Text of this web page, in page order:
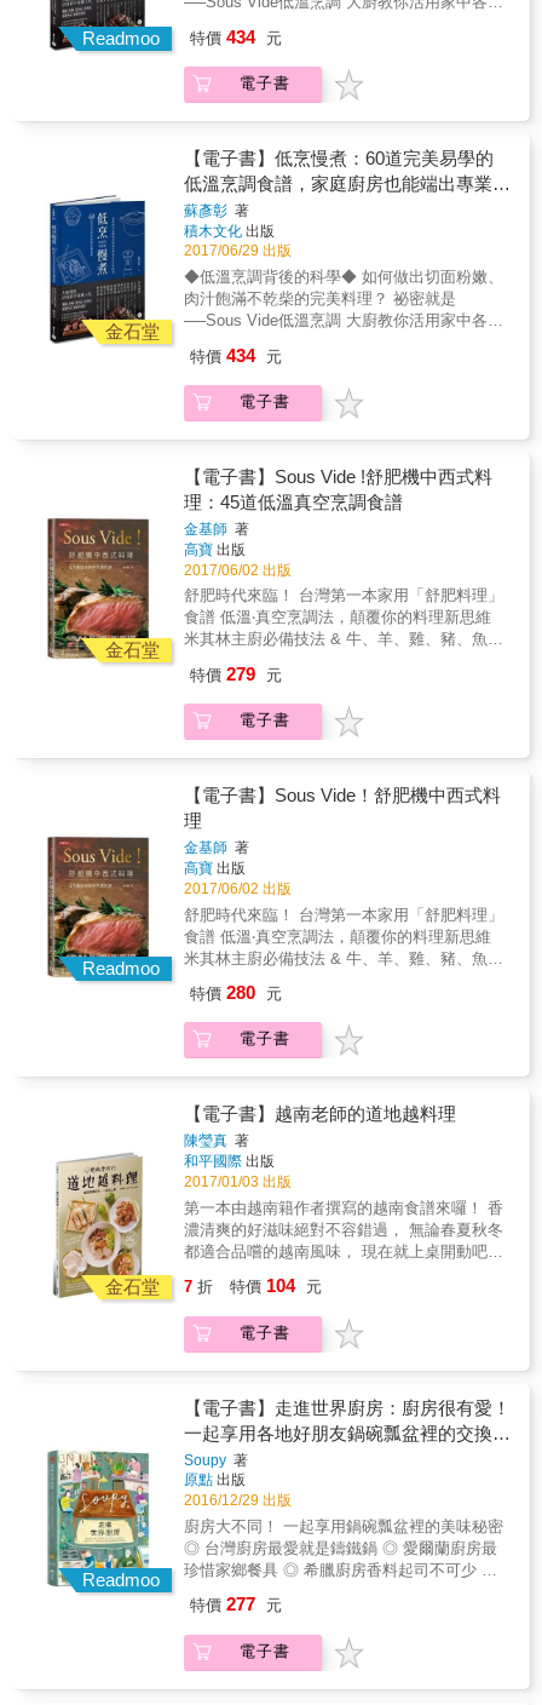
譜，保證家中美酒立刻掃光。 ★ 單品食材、微
常在想「如何花少一點的力氣做出好吃的食
物」。 想來想去還是會仰賴萬能的「常備
菜」！話雖如此，除了怕麻煩以外，若是每天
吃相同食物的話，可能也會馬上就覺得膩。不
妨利用簡單的常備菜，1次準備分成3次享用！
如此一來，每一次就可以做不同的調味和作
法，保證吃到最後一口都覺得好吃，令人回味
無窮。 本書特色： 1.解決蔬菜水果攝取量不足
的煩惱：蔬菜分量大滿足，水果入菜更美味。
2.爽快暢飲：沒有時限、百無禁忌、絕不傷身
傷心傷荷包。 3.多元多變：66道日本、台灣、
土耳其、越南、泰國、葡萄牙等各國風味料理
鐘內即可開喝。 5.拒當全職外食族，在家料理
美味又安心。 &
是健康、美味的食材，更是甜蜜的記憶。小時
候每次家裡做甜點，她總會搶著幫忙將椰糖切
在料理時吃幾口椰糖，咀嚼品嚐著甜蜜。書中
提供五十道食譜，是作者從小從媽媽、阿姨、
舅媽那兒學來的配方，都是具熱帶特色的印尼
易製作，省略華麗的配方或複雜的製程，秉持
一顆重視健康的心，為自己和家人端上一道道
營養美味的南洋風味。 【本書特色】 椰糖正流
行，不可不知的健康知識 無論製作點心、麵包
甚至料理，糖都是不可或缺的調味品，如何選
擇「糖」成為人們關心的話題。近幾年，國內
外盛行以椰糖取代一般糖類的健康趨勢，隨糖
尿病患、肥胖者漸增，越來越多人留意到飲食
指數僅35，是由椰子花蜜萃取之糖晶，未經精
煉保留豐富礦物質、維生素、胺基酸，清甜而
不膩，適合搭配各式料理、製作醬料，更是南
萃取、風味、健康等相關知識，亦包含廣受歡
迎的南洋料理、蔬菜沙拉、開胃菜、沾醬、甜
點、冰品等食譜，參考食譜實際烹煮，吃的道
地又健康。
Readmoo
低溫烹調機 只要控制好料理的溫度與時間，就
能保有食材的最佳口感， 輕鬆做出五星級的
Sous Vide料理。 低溫烹調就是「恆溫烹
直接翻成「低溫烹調」還比較淺顯易懂。低溫
烹調既簡單、成功率又高，就算是料理新手也
不會失敗，學會這個技術可以讓廚藝愛好者在
家就能做出餐廳等級的料理。最棒的是，你不
一定要購買專業器材，只要運用家裡就有的基
本工具，家庭廚房也可以端出五星級美味，人
人都可以是廚神！& 【什麼是低溫烹調？】 低
溫烹調其實就是從頭到尾都用固定的溫度烹煮
食物。低溫烹調所使用的溫度會依照不同的食
材而有不同的溫度，從50～75度不等，因為每
Sous Vide（真空狀態），台灣將其音譯成「舒
肥」。 【食物到底熟了沒有？】 大部分的人一
看到50～75度，第一個反應就是：這樣食物會
物為什麼會熟？怎麼樣才叫做熟？ 以肉類來
說，不管是哪種肉，其最大成分就是蛋白質，
當我們料理肉類的時候這些蛋白質會開始展
開，然後再重新集結，這種蛋白質展開後再集
結稱之為「變性」。所以只要蛋白質變性，食
物就是熟了，而讓蛋白質捲曲摺疊開始變性，
不一定要很高的溫度。 【如何進行低溫烹
調？】 1、醃漬：一般來說醃漬就是在烹調之
的味道，醃漬的時間可長可短，必須依照要做
的菜色決定。當然你也可以選擇不要醃漬，不
過多次實驗的結果證明，適當的醃漬會增添食
物的風味。 2、真空密封：在大部分的狀態
下，低溫烹調需要用水來做為導熱的介質，為
了避免食材與水長時間接觸而變成一鍋湯，所
以得用隔絕物把食材與水分隔，因此最好的方
式就是將食材裝入塑膠袋並抽真空。 3、進行
低溫烹調的方法 (1)低溫烹調機烹調法 (2)水波
爐或蒸爐烹調法 (3)瓦斯爐加熱法 (4)傳統烤箱
烹調法 (5)電鍋烹調法 (6)保溫容器烹調法 做低
溫烹調一定要花錢買新設備嗎？當然不一定，
如果家中已有低溫烹調機或水波爐最好，如果
沒有也無所謂，用每個家庭都有的基本家電也
可以做出完美的低溫烹調料理。 4、出餐前表
面上色 低溫烹調的程序完成了，若非燉煮類的
就要讓食物表面上色才會更美味！表面上色的
方式有：大火快煎、炭火炙燒或高溫油炸等，
上色。 ◆最後，請放手去做吧，主廚保證你絕
對不會失敗的！！ 【連磨豆機都自己動手做的
主廚蘇彥彰，秉著骨子裡研究精神，將低溫烹
調背後的科學淺白地說明。我們習得的，可不
光只是低溫烹調的知識和技術，還有不少料理
的科學。 也因為懂得這些扎實的烹調原理，我
們可以跟著每道都讓人躍躍欲試的食譜，拿起
了！Bon Appetit！用美味餵飽每個平凡而幸福
行廚房主理人】 【柱子主廚的食譜就和他的菜
一樣，既高端又接地氣：那些賣相精巧的餐點
往往很容易上手，而看似樸實無華的菜色卻又
蘊含了無限巧思。我想「恆溫烹調」的真諦即
在此──它不是炫技也不是趕流行，而是用時間
和耐心淬煉食材，期望以最完美的火候帶來感
官上的震撼。如今古老的烹調技藝有了日益普
及的精準工具輔佐，再搭配柱子深入淺出，宜
中宜西的詳解範例，怎不叫人躍躍欲試！ ──莊
祖宜 廚房裡的人類學家】 【柱子主廚以「泛科
學」的標準，將烹調的本質，搭配食材分析，
再以食譜範例，為我們端出了一道道任何人都
想挽袖複製並呈現的美味健康菜色！所以型男
主廚不必來我家！倒是把陽光主廚柱子的書帶
回家，就對了！ ──劉昭儀 我愛你學田創辦
人】 【古人云：十年磨一劍！柱子的第二本
特價 434 元
電子書
金石堂
【電子書】低烹慢煮：60道完美易學的
低溫烹調食譜，家庭廚房也能端出專業水
準的Sous Vide料理
蘇彥彰 著
積木文化 出版
2017/06/29 出版
◆低溫烹調背後的科學◆ 如何做出切面粉嫩、
肉汁飽滿不乾柴的完美料理？ 祕密就是
──Sous Vide低溫烹調 大廚教你活用家中各種
低溫烹調機 只要控制好料理的溫度與時間，就
能保有食材的最佳口感， 輕鬆做出五星級的
Sous Vide料理。 低溫烹調就是「恆溫烹
直接翻成「低溫烹調」還比較淺顯易懂。低溫
烹調既簡單、成功率又高，就算是料理新手也
不會失敗，學會這個技術可以讓廚藝愛好者在
家就能做出餐廳等級的料理。最棒的是，你不
一定要購買專業器材，只要運用家裡就有的基
本工具，家庭廚房也可以端出五星級美味，人
人都可以是廚神！& 【什麼是低溫烹調？】 低
溫烹調其實就是從頭到尾都用固定的溫度烹煮
食物。低溫烹調所使用的溫度會依照不同的食
材而有不同的溫度，從50～75度不等，因為每
Sous Vide（真空狀態），台灣將其音譯成「舒
肥」。 【食物到底熟了沒有？】 大部分的人一
看到50～75度，第一個反應就是：這樣食物會
物為什麼會熟？怎麼樣才叫做熟？ 以肉類來
說，不管是哪種肉，其最大成分就是蛋白質，
當我們料理肉類的時候這些蛋白質會開始展
開，然後再重新集結，這種蛋白質展開後再集
結稱之為「變性」。所以只要蛋白質變性，食
物就是熟了，而讓蛋白質捲曲摺疊開始變性，
不一定要很高的溫度。 【如何進行低溫烹
調？】 1、醃漬：一般來說醃漬就是在烹調之
的味道，醃漬的時間可長可短，必須依照要做
的菜色決定。當然你也可以選擇不要醃漬，不
過多次實驗的結果證明，適當的醃漬會增添食
物的風味。 2、真空密封：在大部分的狀態
下，低溫烹調需要用水來做為導熱的介質，為
了避免食材與水長時間接觸而變成一鍋湯，所
以得用隔絕物把食材與水分隔，因此最好的方
式就是將食材裝入塑膠袋並抽真空。 3、進行
低溫烹調的方法 (1)低溫烹調機烹調法 (2)水波
爐或蒸爐烹調法 (3)瓦斯爐加熱法 (4)傳統烤箱
烹調法 (5)電鍋烹調法 (6)保溫容器烹調法 做低
溫烹調一定要花錢買新設備嗎？當然不一定，
如果家中已有低溫烹調機或水波爐最好，如果
沒有也無所謂，用每個家庭都有的基本家電也
面上色 低溫烹調的程序完成了，若非燉煮類的
就要讓食物表面上色才會更美味！表面上色的
方式有：大火快煎、炭火炙燒或高溫油炸等，
只是賣相差很多就是了！所以強烈建議一定要
上色。 ◆最後，請放手去做吧，主廚保證你絕
對不會失敗的！！ 【連磨豆機都自己動手做的
主廚蘇彥彰，秉著骨子裡研究精神，將低溫烹
調背後的科學淺白地說明。我們習得的，可不
光只是低溫烹調的知識和技術，還有不少料理
的科學。 也因為懂得這些扎實的烹調原理，我
們可以跟著每道都讓人躍躍欲試的食譜，拿起
了！Bon Appetit！用美味餵飽每個平凡而幸福
行廚房主理人】 【柱子主廚的食譜就和他的菜
一樣，既高端又接地氣：那些賣相精巧的餐點
往往很容易上手，而看似樸實無華的菜色卻又
特價 434 元
電子書
金石堂
【電子書】Sous Vide !舒肥機中西式料
理：45道低溫真空烹調食譜
金基師 著
高寶 出版
2017/06/02 出版
舒肥時代來臨！ 台灣第一本家用「舒肥料理」
食譜 低溫‧真空烹調法，顛覆你的料理新思維
米其林主廚必備技法 & 牛、羊、雞、豬、魚排
味、更健康 & 源自於法國的料理技術，將食材
放在真空袋中，以相對低溫長時間烹煮， 精準
溫度控制、完整保留食材原味、不破壞營養價
血水橫流？一塊熟度一致、柔嫩多汁、健康烹
調的牛肉再也不是夢想。 ★需要長時間顧爐火
的滷豬腳、滷焢肉，用舒肥法製作更方便、不
用顧火。焢肉入口即化、豬腳筋用筷子一夾就
開，吃起來肥而不膩、膠質滿滿！ ★蛋白細
嫩、蛋黃香濃軟滑，超級完美的溏心蛋成功率
100%。 ★製作繁複、耗時耗工的法式經典名
菜「油封鴨腿」在家輕鬆做，外酥內嫩、滿口
鴨香，你家就是米其林的餐廳日常。 ★低溫慢
燉湯品保留原汁原味，食材外型完好，入口即
繁複做法的西式餐點、一般常吃的中式家常
菜、燉湯，到老少咸宜的甜點，舒肥烹調法升
級料理的美味，天菜在家也能自己做！ & 【舒
是源自於法文Sous Vide，意思是低溫真空烹
調。以水為介質，用低於100度的相對低溫去烹
調食物。 & Q：舒肥法做成的料理有什麼不一
樣？ A：因為是以低溫與真空狀態讓食物熟
成，最大的特點是食物可以達到熟度一致、減
少蛋白質破壞、鎖住原汁原味的效果，可以吃
得健康、更美味。 & Q：舒肥法會很難操作
飪的人的福音，做法非常簡單，只要3步驟：1.
將食材放入真空袋封口。2. 將食材袋放入一盆
裝水的鍋子中。3. 將舒肥機放入水中，插電、
打開電源，並且設定好食譜中預設的溫度，等
在爐子旁，直到舒肥的時間到再去把料理拿出
來就完成了。 & Q：為什麼舒肥的肉看起來都
那麼生？它有熟嗎？ A：這是舒肥法的最大特
點：「均勻一致的熟度」，以及蛋白質被破壞
較少，又是在真空狀態下烹調，所以肉品看起
來會是鮮美的粉紅色，這是新鮮美味的證明，
只要有達到建議的溫度與時間，就可以安心的
享用。 & 舒肥讓料理升級的6大特點 1. 相對低
溫，減少食材蛋白質破壞。 2. 低溫烹調，不易
產生致癌物質。 3. 減少油煙，健康好清潔。 4.
口感升級。 6. 烹煮過程完全不用顧火，超方
便。 & 最容易上手的舒肥料理食譜，知識+食
譜一次學會！ 1. 完整殺菌法介紹，吃得安心。
特價 279 元
電子書
Readmoo
【電子書】Sous Vide！舒肥機中西式料
理
金基師 著
高寶 出版
2017/06/02 出版
舒肥時代來臨！ 台灣第一本家用「舒肥料理」
食譜 低溫‧真空烹調法，顛覆你的料理新思維
米其林主廚必備技法 & 牛、羊、雞、豬、魚排
味、更健康 & 源自於法國的料理技術，將食材
放在真空袋中，以相對低溫長時間烹煮， 精準
溫度控制、完整保留食材原味、不破壞營養價
血水橫流？一塊熟度一致、柔嫩多汁、健康烹
調的牛肉再也不是夢想。 ★需要長時間顧爐火
的滷豬腳、滷焢肉，用舒肥法製作更方便、不
用顧火。焢肉入口即化、豬腳筋用筷子一夾就
開，吃起來肥而不膩、膠質滿滿！ ★蛋白細
嫩、蛋黃香濃軟滑，超級完美的溏心蛋成功率
100%。 ★製作繁複、耗時耗工的法式經典名
菜「油封鴨腿」在家輕鬆做，外酥內嫩、滿口
鴨香，你家就是米其林的餐廳日常。 ★低溫慢
化，展現舒肥料理魔法！ 從經典的排餐料理、
繁複做法的西式餐點、一般常吃的中式家常
菜、燉湯，到老少咸宜的甜點，舒肥烹調法升
肥烹調法QA】 & Q：什麼是舒肥法？ A：舒肥
是源自於法文Sous Vide，意思是低溫真空烹
調。以水為介質，用低於100度的相對低溫去烹
調食物。 & Q：舒肥法做成的料理有什麼不一
樣？ A：因為是以低溫與真空狀態讓食物熟
成，最大的特點是食物可以達到熟度一致、減
少蛋白質破壞、鎖住原汁原味的效果，可以吃
得健康、更美味。 & Q：舒肥法會很難操作
飪的人的福音，做法非常簡單，只要3步驟：1.
將食材放入真空袋封口。2. 將食材袋放入一盆
裝水的鍋子中。3. 將舒肥機放入水中，插電、
打開電源，並且設定好食譜中預設的溫度，等
特價 280 元
電子書
金石堂
【電子書】越南老師的道地越料理
陳瑩真 著
和平國際 出版
2017/01/03 出版
第一本由越南籍作者撰寫的越南食譜來囉！ 香
濃清爽的好滋味絕對不容錯過， 無論春夏秋冬
都適合品嚐的越南風味， 現在就上桌開動吧！
地的越式口味嗎？那就自己動手做吧！ 本書由
土生土長的越南作者親自傳授， 只要跟著書中
步驟來製作， 既香濃又爽口的越式風味立即上
的既定印象， 濃郁的香味下所殘留的只有無限
的清爽， 讓你一口接一口完全停不下來！ 從主
食到甜點，一次呈現28道最家常的越南料理 舉
凡因歐巴馬聞名全世界的烤肉米線， 一般越式
餐廳常見的牛肉河粉、越式春捲、青芒果涼
酸辣魚湯等， 本書皆有收錄，讓你輕輕鬆鬆做
出一桌越式美味！ 本書特色 口味品質保證，最
道地的越風味 本書食譜是由越南作者精心設
計，皆使用越南人最家常的食材及調味料，做
得，不用擔心做不出料理 每道食譜所使用的食
材皆可於一般市場或越南食材專賣店購得，不
用擔心買不到食材、沒辦法製作出好味道。 打
7 折 特價 104 元
電子書
Readmoo
【電子書】走進世界廚房：廚房很有愛！
一起享用各地好朋友鍋碗瓢盆裡的交換秘
密
Soupy 著
原點 出版
2016/12/29 出版
廚房大不同！ 一起享用鍋碗瓢盆裡的美味秘密
◎ 台灣廚房最愛就是鑄鐵鍋 ◎ 愛爾蘭廚房最
珍惜家鄉餐具 ◎ 希臘廚房香料起司不可少 ◎
流行麵包機的 ◎ 深圳廚房一湯杓一個鍋子煮到
底 【超簡單零失敗的好朋友口袋料理，Soupy
實做保證！】 ● 英國檸檬派
特價 277 元
電子書